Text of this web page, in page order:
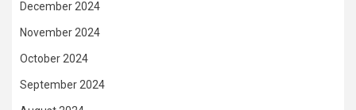
December 2024
November 2024
October 2024
September 2024